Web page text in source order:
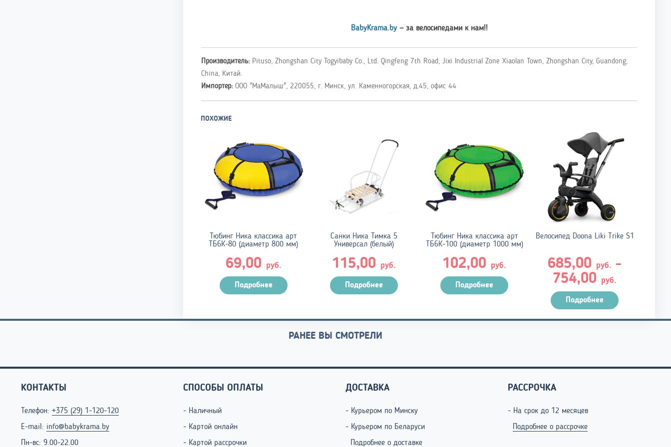
BabyKrama.by— за велосипедами к нам!!
Производитель: Pituso, Zhongshan City Togyibaby Co., Ltd. Qingfeng 7th Road, Jixi Industrial Zone Xiaolan Town, Zhongshan City, Guandong,
China, Китай.
Импортер: ООО "МаМалыш", 220055, г. Минск, ул. Каменногорская, д.45, офис 44
ПОХОЖИЕ
Диапазон
Тюбинг Ника классика арт
ТБ6К-80 (диаметр 800 мм)
69,00 руб.
Подробнее
Санки Ника Тимка 5
Универсал (белый)
115,00 руб.
Подробнее
Тюбинг Ника классика арт
ТБ6К-100 (диаметр 1000 мм)
102,00руб.
Подробнее
Велосипед Doona Liki Trike S1
685,00руб. –
754,00руб.
685,00
Подробнее
РАНЕЕ ВЫ СМОТРЕЛИ
КОНТАКТЫ
Телефон: +375 (29) 1-120-120
E-mail: info@babykrama.by
Пн-вс: 9.00-22.00
СПОСОБЫ ОПЛАТЫ
- Наличный
- Картой онлайн
- Картой рассрочки
ДОСТАВКА
- Курьером по Минску
- Курьером по Беларуси
Подробнее о доставке
РАССРОЧКА
- На срок до 12 месяцев
Подробнее о рассрочке